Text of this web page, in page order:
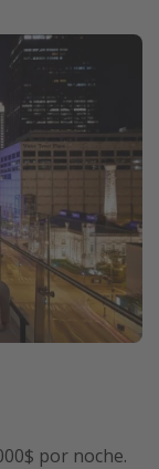
por noche.